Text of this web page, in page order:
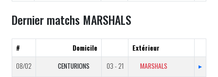
Dernier matchs MARSHALS
# Domicile
Extérieur
08/02
CENTURIONS 03 - 21 MARSHALS ▸